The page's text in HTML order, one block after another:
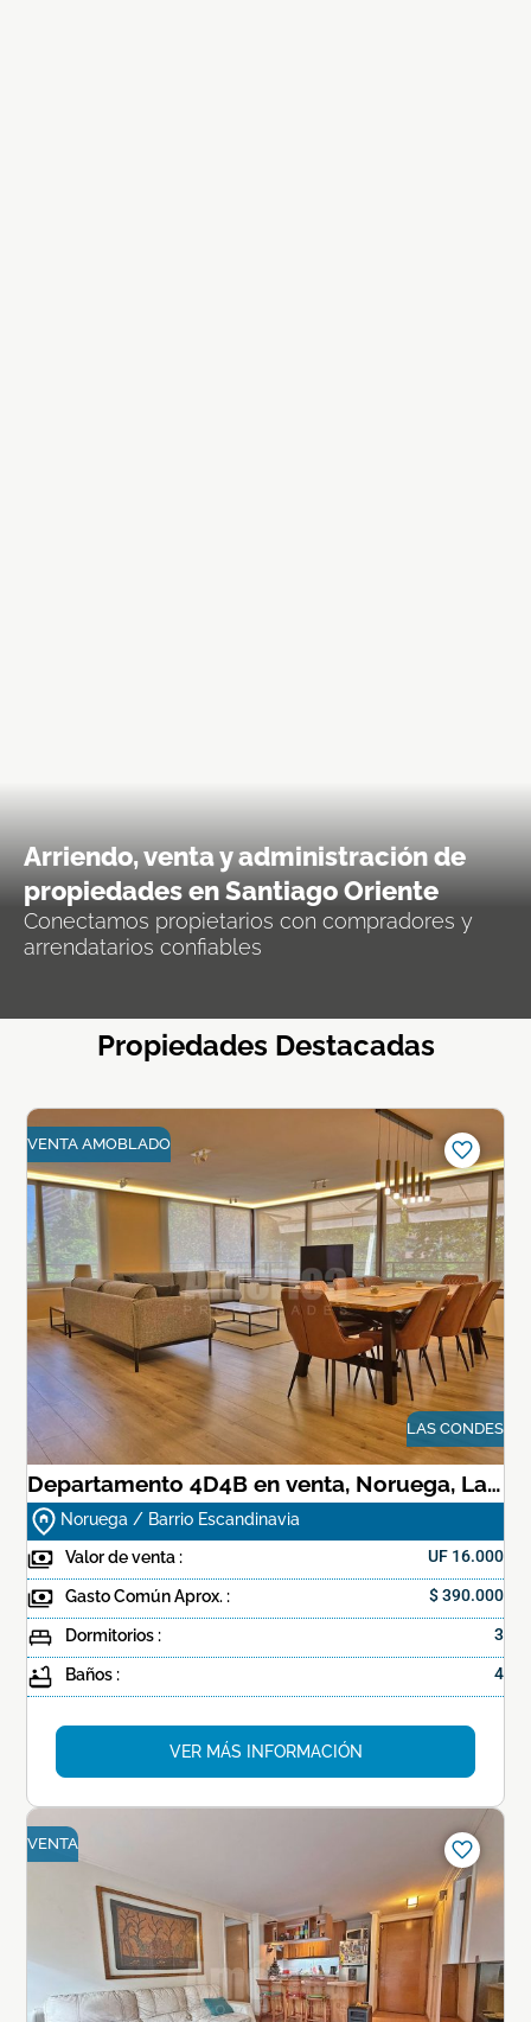
Arriendo, venta y administración de
propiedades en Santiago Oriente
Conectamos propietarios con compradores y
arrendatarios confiables
Propiedades Destacadas
VENTA AMOBLADO
LAS CONDES
Departamento 4D4B en venta, Noruega, Las Condes | América Propiedades
Noruega / Barrio Escandinavia
Valor de venta :
UF 16.000
Gasto Común Aprox. :
$ 390.000
Dormitorios :
3
Baños :
4
VER MÁS INFORMACIÓN
VENTA